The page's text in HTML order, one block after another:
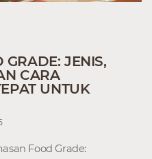
JENIS,
CARA
UNTUK
Food Grade: